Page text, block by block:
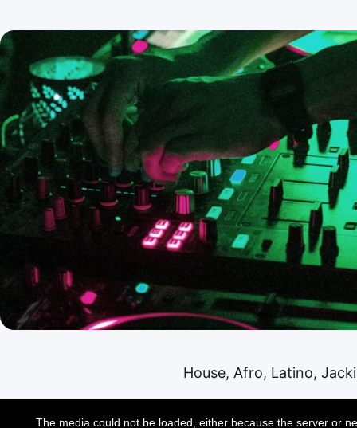
House, Afro, Latino,
The media could not be loaded, either because the server or